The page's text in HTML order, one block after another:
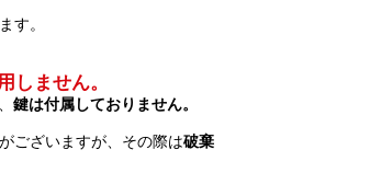
す。
しません。
鍵は付属しておりません。
ございますが、その際は破棄